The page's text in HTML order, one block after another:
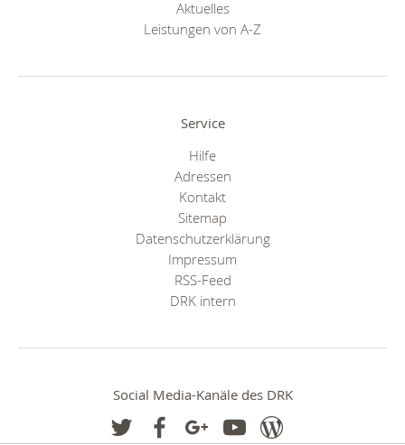
Aktuelles
Leistungen von A-Z
Service
Hilfe
Adressen
Kontakt
Sitemap
Datenschutzerklärung
Impressum
RSS-Feed
DRK intern
Social Media-Kanäle des DRK